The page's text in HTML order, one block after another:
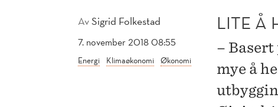
AvSigrid Folkestad
7. november 2018 08:55
Energi Klimaøkonomi Økonomi
LITE Å
– Basert
mye å